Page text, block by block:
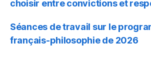
choisir entre convictions et
Séances de travail sur le
français-philosophie de 2026